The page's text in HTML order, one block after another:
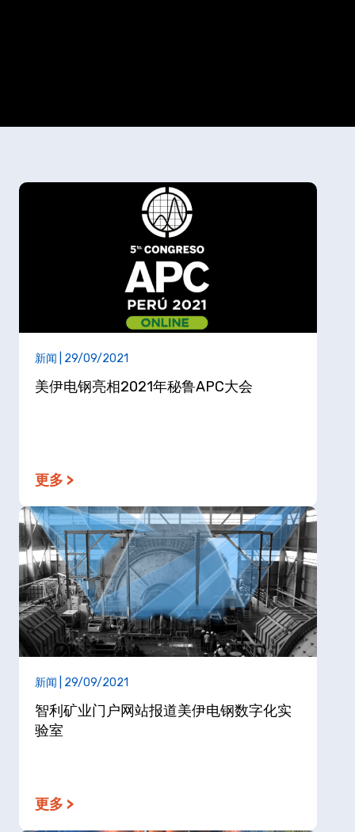
新闻 | 29/09/2021
美伊电钢亮相2021年秘鲁APC大会
更多 >
新闻 | 29/09/2021
智利矿业门户网站报道美伊电钢数字化实
验室
更多 >